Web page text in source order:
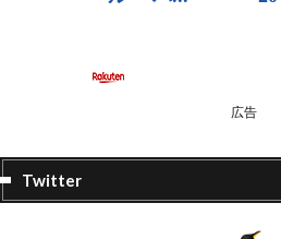
広告
Twitter